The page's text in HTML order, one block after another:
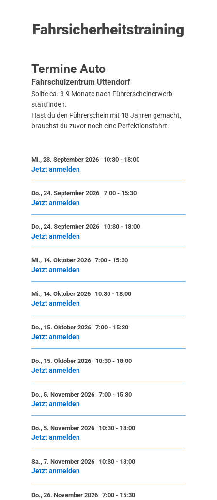
Fahrsicherheitstraining
Termine Auto
Fahrschulzentrum Uttendorf
Sollte ca. 3-9 Monate nach Führerscheinerwerb
stattfinden.
Hast du den Führerschein mit 18 Jahren gemacht,
brauchst du zuvor noch eine Perfektionsfahrt.
Jetzt anmelden
Mi., 23. September 2026 10:30- 18:00
Jetzt anmelden
Do., 24. September 2026 7:00- 15:30
Jetzt anmelden
Do., 24. September 2026 10:30- 18:00
Jetzt anmelden
Mi., 14. Oktober 2026 7:00- 15:30
Jetzt anmelden
Mi., 14. Oktober 2026 10:30- 18:00
Jetzt anmelden
Do., 15. Oktober 2026 7:00- 15:30
Jetzt anmelden
Do., 15. Oktober 2026 10:30- 18:00
Jetzt anmelden
Do., 5. November 2026 7:00- 15:30
Jetzt anmelden
Do., 5. November 2026 10:30- 18:00
Jetzt anmelden
Sa., 7. November 2026 10:30- 18:00
Do., 26. November 2026 7:00- 15:30